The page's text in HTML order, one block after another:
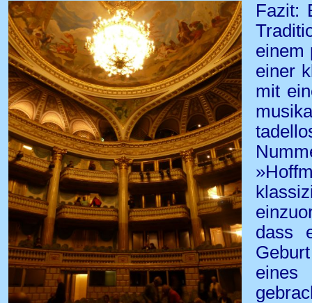
Fazit:
einem
einer
mit
dass
eines